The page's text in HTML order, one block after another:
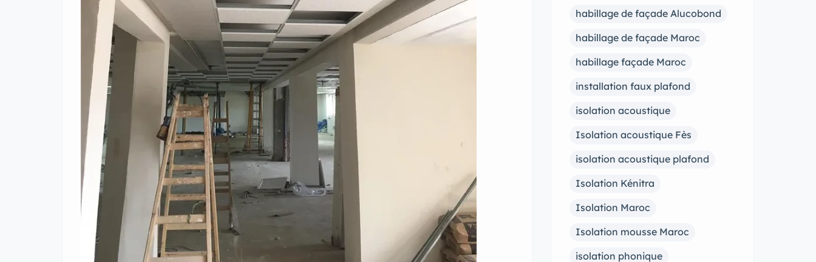
habillage de façade Alucobond
habillage de façade Maroc
habillage façade Maroc
installation faux plafond
isolation acoustique
Isolation acoustique Fès
isolation acoustique plafond
Isolation Kénitra
Isolation Maroc
Isolation mousse Maroc
isolation phonique